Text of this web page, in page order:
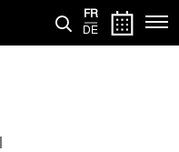
FR
DE